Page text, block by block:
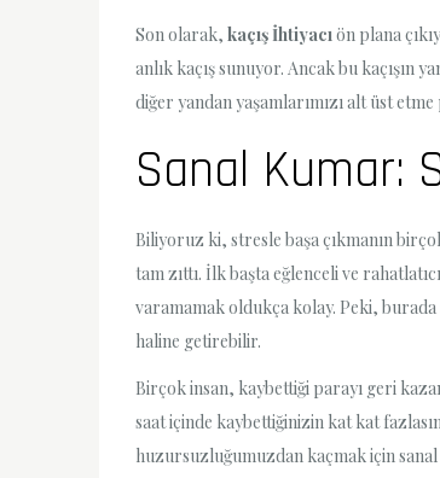
Son olarak, kaçış İhtiyacıön plana
anlık kaçış sunuyor. Ancak bu kaçışın
diğer yandan yaşamlarımızı alt üst
Sanal Kumar:
Biliyoruz ki, stresle başa çıkmanın
tam zıttı. İlk başta eğlenceli ve
varamamak oldukça kolay. Peki, burada
haline getirebilir.
Birçok insan, kaybettiği parayı geri
saat içinde kaybettiğinizin kat kat
huzursuzluğumuzdan kaçmak için sanal